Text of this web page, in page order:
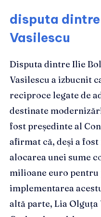
disputa dintre
Vasilescu
Disputa dintre Ilie
Vasilescu a izbucnit
reciproce legate de
destinate
fost președinte al
afirmat că, deși a
alocarea unei sume
milioane euro pentru
implementarea
altă parte, Lia